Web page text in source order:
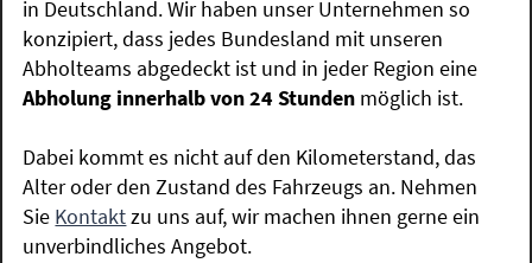
in Deutschland. Wir haben unser Unternehmen so
konzipiert, dass jedes Bundesland mit unseren
Abholteams abgedeckt ist und in jeder Region eine
Abholung innerhalb von 24 Stunden möglich ist.
Dabei kommt es nicht auf den Kilometerstand, das
Alter oder den Zustand des Fahrzeugs an. Nehmen
Sie Kontaktzu uns auf, wir machen ihnen gerne ein
unverbindliches Angebot.